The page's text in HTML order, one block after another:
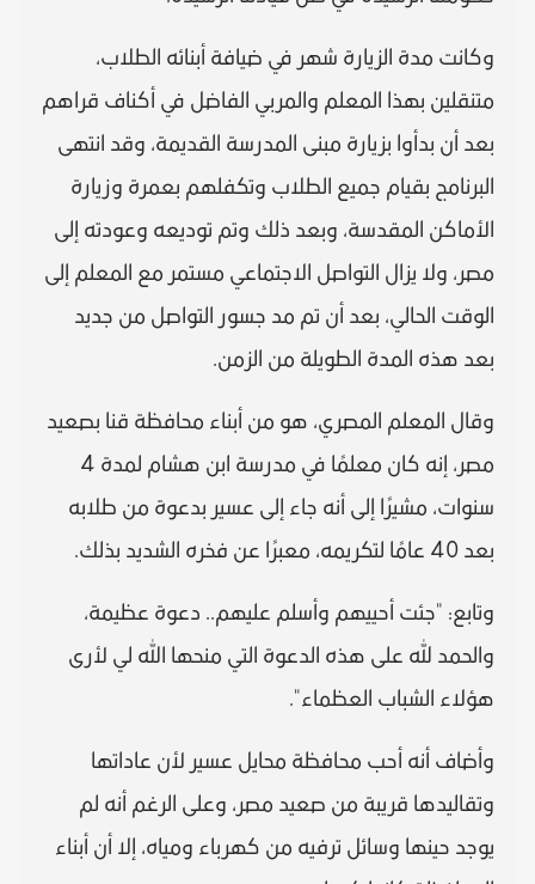
وكانت مدة الزيارة شهر في ضيافة أبنائه الطلاب،
متنقلين بهذا المعلم والمربي الفاضل في أكناف قراهم
بعد أن بدأوا بزيارة مبنى المدرسة القديمة، وقد انتهى
البرنامج بقيام جميع الطلاب وتكفلهم بعمرة وزيارة
الأماكن المقدسة، وبعد ذلك وتم توديعه وعودته إلى
مصر، ولا يزال التواصل الاجتماعي مستمر مع المعلم إلى
الوقت الحالي، بعد أن تم مد جسور التواصل من جديد
بعد هذه المدة الطويلة من الزمن.
وقال المعلم المصري، هو من أبناء محافظة قنا بصعيد
مصر، إنه كان معلمًا في مدرسة ابن هشام لمدة 4
سنوات، مشيرًا إلى أنه جاء إلى عسير بدعوة من طلابه
بعد 40 عامًا لتكريمه، معبرًا عن فخره الشديد بذلك.
وتابع: "جئت أحييهم وأسلم عليهم.. دعوة عظيمة،
والحمد لله على هذه الدعوة التي منحها الله لي لأرى
هؤلاء الشباب العظماء".
وأضاف أنه أحب محافظة محايل عسير لأن عاداتها
وتقاليدها قريبة من صعيد مصر، وعلى الرغم أنه لم
يوجد حينها وسائل ترفيه من كهرباء ومياه، إلا أن أبناء